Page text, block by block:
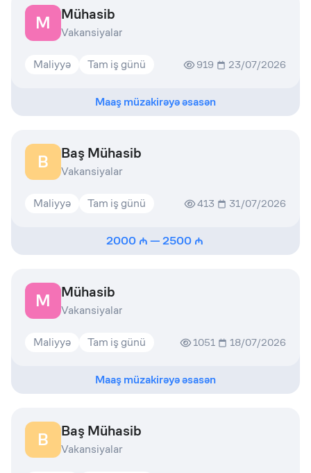
M Mühasib
Vakansiyalar
Maliyyə Tam iş günü 919 23/07/2026
Maaş müzakirəyə əsasən
B Baş Mühasib
Vakansiyalar
Maliyyə Tam iş günü 413 31/07/2026
2000 —2500
M Mühasib
Vakansiyalar
Maliyyə Tam iş günü 1051 18/07/2026
Maaş müzakirəyə əsasən
B Baş Mühasib
Vakansiyalar